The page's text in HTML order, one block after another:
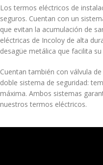
Los termos eléctricos de
seguros. Cuentan con un
que evitan la acumulación de
eléctricas de Incoloy de alta
desagüe metálica que facilita
Cuentan también con válvula
doble sistema de seguridad:
máxima. Ambos sistemas
nuestros termos eléctricos.